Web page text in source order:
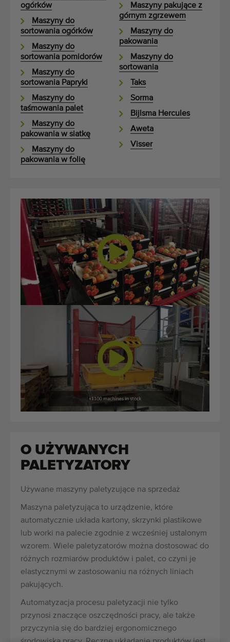
ogórków
Maszyny do
sortowania ogórków
Maszyny do
sortowania pomidorów
Maszyny do
sortowania Papryki
Maszyny do
taśmowania palet
Maszyny do
pakowania w siatkę
Maszyny do
pakowania w folię
Maszyny pakujące z
górnym zgrzewem
Maszyny do
pakowania
Maszyny do
sortowania
Taks
Sorma
Bijlsma Hercules
Aweta
Visser
O UŻYWANYCH
PALETYZATORY
Używane maszyny paletyzujące na sprzedaż
Maszyna paletyzująca to urządzenie, które
automatycznie układa kartony, skrzynki plastikowe
lub worki na palecie zgodnie z wcześniej ustalonym
wzorem. Wiele paletyzatorów można dostosować do
różnych rozmiarów produktów i palet, co czyni je
elastycznymi w zastosowaniu na różnych liniach
pakujących.
Automatyzacja procesu paletyzacji nie tylko
przynosi znaczące oszczędności pracy, ale także
przyczynia się do bardziej ergonomicznego